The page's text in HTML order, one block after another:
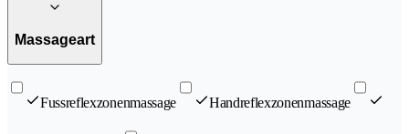
Massageart
Fussreflexzonenmassage Handreflexzonenmassage